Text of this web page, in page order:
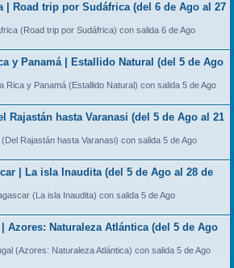
| Road trip por Sudáfrica (del 6 de Ago al 27
(Road trip por Sudáfrica) con salida 6 de Ago
y Panamá | Estallido Natural (del 5 de Ago
Rica y Panamá (Estallido Natural) con salida 5 de Ago
Rajastán hasta Varanasi (del 5 de Ago al 21
Rajastán hasta Varanasi) con salida 5 de Ago
| La isla Inaudita (del 5 de Ago al 28 de
(La isla Inaudita) con salida 5 de Ago
Azores: Naturaleza Atlántica (del 5 de Ago
(Azores: Naturaleza Atlántica) con salida 5 de Ago